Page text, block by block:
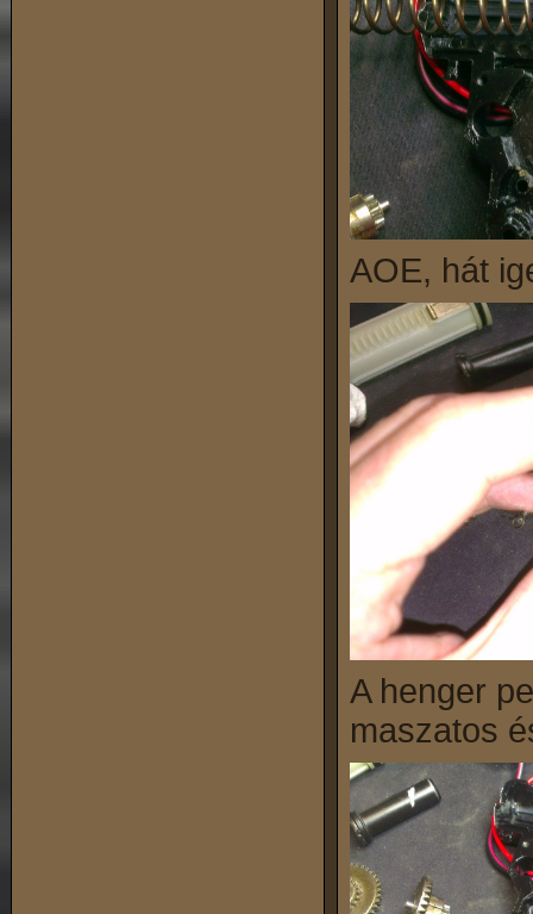
AOE, hát
A henger
maszatos